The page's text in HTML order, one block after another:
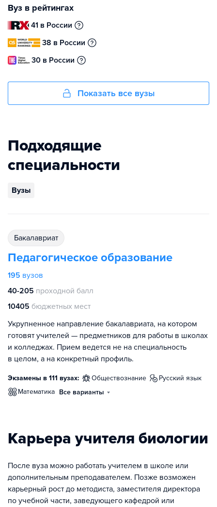
Вуз в рейтингах
41 в России
38 в России
30 в России
Показать все вузы
Подходящие
специальности
Вузы
бакалавриат
Педагогическое образование
195 вузов
40-205 проходной балл
10405 бюджетных мест
Укрупненное направление бакалавриата, на котором
готовят учителей — предметников для работы в школах
и колледжах. Прием ведется не на специальность
в целом, а на конкретный профиль.
Экзамены в 111 вузах: обществознание
русский язык
математика Все варианты
Карьера учителя биологии
После вуза можно работать учителем в школе или
дополнительным преподавателем. Позже возможен
карьерный рост до методиста, заместителя директора
по учебной части, заведующего кафедрой или